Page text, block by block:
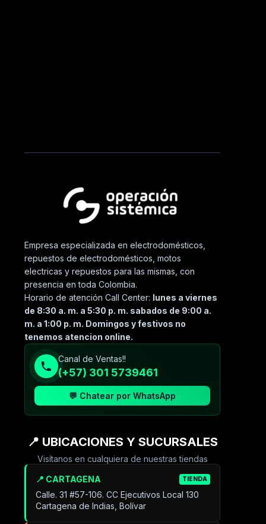
Empresa especializada en electrodomésticos,
repuestos de electrodomésticos, motos
electricas y repuestos para las mismas, con
presencia en toda Colombia.
Horario de atención Call Center: lunes a viernes
de 8:30 a. m. a 5:30 p. m. sabados de 9:00 a.
m. a 1:00 p. m. Domingos y festivos no
tenemos atencion online.
Canal de Ventas!!
(+57) 301 5739461
💬 Chatear por WhatsApp
📍 UBICACIONES Y SUCURSALES
Visítanos en cualquiera de nuestras tiendas
📍 CARTAGENA TIENDA
Calle. 31 #57-106. CC Ejecutivos Local 130
Cartagena de Indias, Bolívar